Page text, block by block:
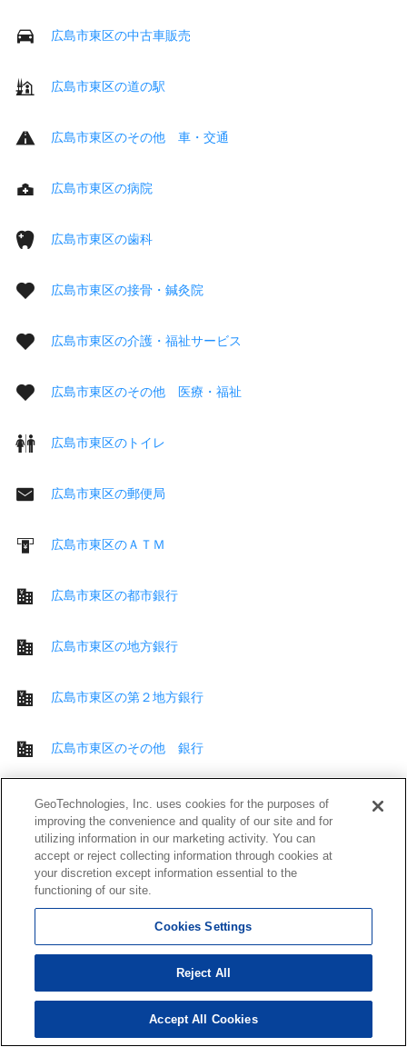
広島市東区の中古車販売
広島市東区の道の駅
広島市東区のその他 車・交通
広島市東区の病院
広島市東区の歯科
広島市東区の接骨・鍼灸院
広島市東区の介護・福祉サービス
広島市東区のその他 医療・福祉
広島市東区のトイレ
広島市東区の郵便局
広島市東区のＡＴＭ
広島市東区の都市銀行
広島市東区の地方銀行
広島市東区の第２地方銀行
広島市東区のその他 銀行
広島市東区のその他 金融機関
広島市東区の公共施設
広島市東区の交番
広島市東区の図書館
広島市東区の保育施設
GeoTechnologies, Inc. uses cookies for the purposes of
improving the convenience and quality of our site and for
utilizing information in our marketing activity. You can
accept or reject collecting information through cookies at
your discretion except information essential to the
functioning of our site.
Cookies Settings
Reject All
Accept All Cookies